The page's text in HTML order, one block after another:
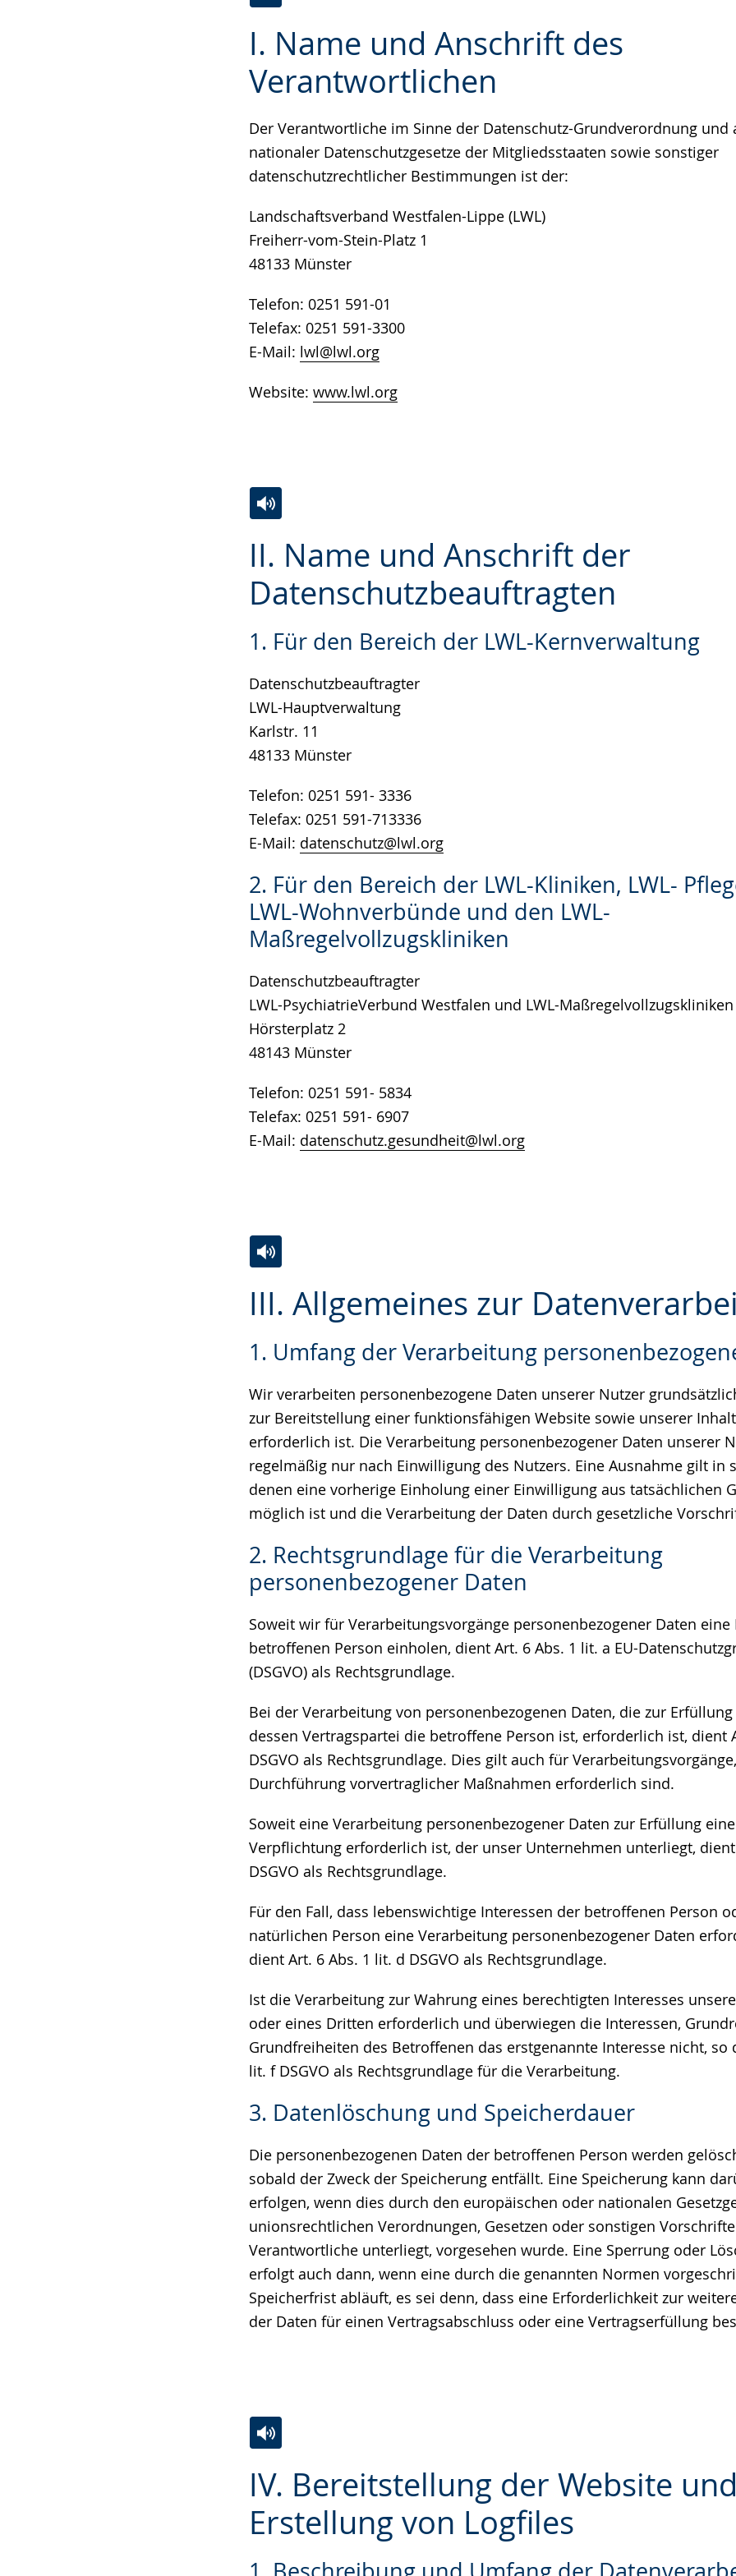
I. Name und Anschrift des
Verantwortlichen
Der Verantwortliche im Sinne der Datenschutz-Grundverordnung und
nationaler Datenschutzgesetze der Mitgliedsstaaten sowie sonstiger
datenschutzrechtlicher Bestimmungen ist der:
Landschaftsverband Westfalen-Lippe (LWL)
Freiherr-vom-Stein-Platz 1
48133 Münster
Telefon: 0251 591-01
Telefax: 0251 591-3300
E-Mail: lwl@lwl.org
Website: www.lwl.org
Leichten
Sprache
wechseln.
Audio-
Unterstützung.
Video
in
Deutscher
wird
angezeigt.
II. Name und Anschrift der
Datenschutzbeauftragten
1. Für den Bereich der LWL-Kernverwaltung
Datenschutzbeauftragter
LWL-Hauptverwaltung
Karlstr. 11
48133 Münster
Telefon: 0251 591- 3336
Telefax: 0251 591-713336
E-Mail: datenschutz@lwl.org
2. Für den Bereich der LWL-Kliniken, LWL-
LWL-Wohnverbünde und den LWL-
Maßregelvollzugskliniken
Datenschutzbeauftragter
LWL-PsychiatrieVerbund Westfalen und LWL-Maßregelvollzugskliniken
Hörsterplatz 2
48143 Münster
Telefon: 0251 591- 5834
Telefax: 0251 591- 6907
E-Mail: datenschutz.gesundheit@lwl.org
Leichten
Sprache
wechseln.
Audio-
Unterstützung.
in
Deutscher
wird
angezeigt.
III. Allgemeines zur
1. Umfang der Verarbeitung
Wir verarbeiten personenbezogene Daten unserer Nutzer
zur Bereitstellung einer funktionsfähigen Website sowie unserer
erforderlich ist. Die Verarbeitung personenbezogener Daten unserer
regelmäßig nur nach Einwilligung des Nutzers. Eine Ausnahme gilt in
denen eine vorherige Einholung einer Einwilligung aus tatsächlichen
möglich ist und die Verarbeitung der Daten durch gesetzliche
2. Rechtsgrundlage für die Verarbeitung
personenbezogener Daten
Soweit wir für Verarbeitungsvorgänge personenbezogener Daten
betroffenen Person einholen, dient Art. 6 Abs. 1 lit. a EU-
(DSGVO) als Rechtsgrundlage.
Bei der Verarbeitung von personenbezogenen Daten, die zur Erfüllung
dessen Vertragspartei die betroffene Person ist, erforderlich ist, dient
DSGVO als Rechtsgrundlage. Dies gilt auch für
Durchführung vorvertraglicher Maßnahmen erforderlich sind.
Soweit eine Verarbeitung personenbezogener Daten zur Erfüllung
Verpflichtung erforderlich ist, der unser Unternehmen unterliegt,
DSGVO als Rechtsgrundlage.
Für den Fall, dass lebenswichtige Interessen der betroffenen Person
natürlichen Person eine Verarbeitung personenbezogener Daten
dient Art. 6 Abs. 1 lit. d DSGVO als Rechtsgrundlage.
Ist die Verarbeitung zur Wahrung eines berechtigten Interesses
oder eines Dritten erforderlich und überwiegen die Interessen,
Grundfreiheiten des Betroffenen das erstgenannte Interesse nicht, so
lit. f DSGVO als Rechtsgrundlage für die Verarbeitung.
3. Datenlöschung und Speicherdauer
Die personenbezogenen Daten der betroffenen Person werden
sobald der Zweck der Speicherung entfällt. Eine Speicherung kann
erfolgen, wenn dies durch den europäischen oder nationalen
unionsrechtlichen Verordnungen, Gesetzen oder sonstigen
Verantwortliche unterliegt, vorgesehen wurde. Eine Sperrung oder
erfolgt auch dann, wenn eine durch die genannten Normen
Speicherfrist abläuft, es sei denn, dass eine Erforderlichkeit zur
der Daten für einen Vertragsabschluss oder eine Vertragserfüllung
Leichten
wechseln.
Unterstützung.
Deutscher
wird
angezeigt.
IV. Bereitstellung der Website und
Erstellung von Logfiles
Leichten
Sprache
wechseln.
Audio-
Unterstützung.
Video
in
Deutscher